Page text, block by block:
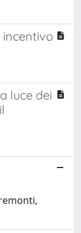
incentivo
luce dei